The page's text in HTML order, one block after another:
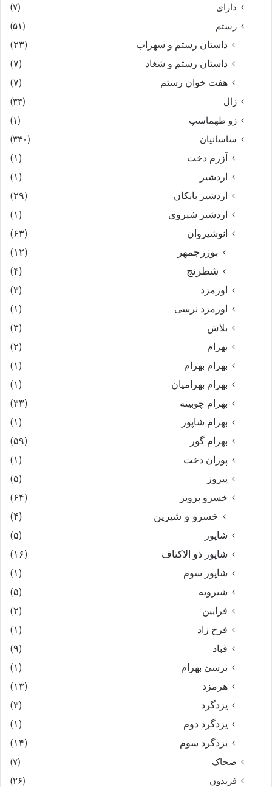
دارای
(۷)
رستم
(۵۱)
داستان رستم و سهراب
(۲۳)
داستان رستم و شغاد
(۷)
هفت خوان رستم‏
(۷)
زال
(۳۳)
زو طهماسپ‏
(۱)
ساسانیان
(۳۴۰)
آزرم دخت
(۱)
اردشیر
(۱)
اردشیر بابکان
(۲۹)
اردشیر شیروی
(۱)
انوشیروان
(۶۳)
بوزرجمهر
(۱۲)
شطرنج
(۴)
اورمزد
(۳)
اورمزد نرسى‏
(۱)
بلاش
(۳)
بهرام
(۲)
بهرام بهرام
(۱)
بهرام بهرامیان‏
(۱)
بهرام چوبینه
(۳۳)
بهرام شاپور
(۱)
بهرام گور
(۵۹)
پوران دخت
(۱)
پیروز
(۵)
خسرو پرویز
(۶۴)
خسرو و شیرین (۴)
شاپور
(۵)
شاپور ذو الاکتاف
(۱۶)
شاپور سوم‏
(۱)
شیرویه
(۵)
فرایین
(۲)
فرخ زاد
(۱)
قباد
(۹)
نرسئ بهرام‏
(۱)
هرمزد
(۱۳)
یزدگرد
(۳)
یزدگرد دوم
(۱)
یزدگرد سوم
(۱۴)
ضحاک
(۷)
فریدون
(۲۶)